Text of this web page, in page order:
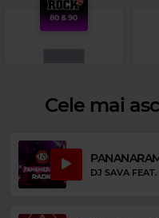
Rock 80s & 90s
RAMMSTEIN ENGEL
Cele mai
DJ SAVA